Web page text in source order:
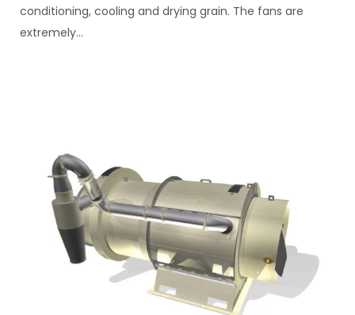
conditioning, cooling and drying grain. The fans are
extremely...